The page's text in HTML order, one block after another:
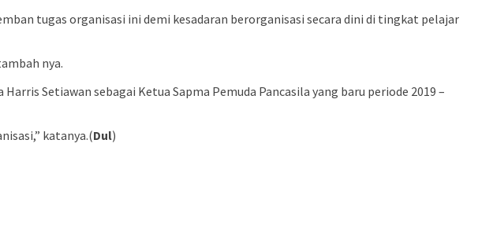
tugas organisasi ini demi kesadaran berorganisasi secara dini di tingkat pelajar
nya.
Setiawan sebagai Ketua Sapma Pemuda Pancasila yang baru periode 2019 –
katanya.(Dul)